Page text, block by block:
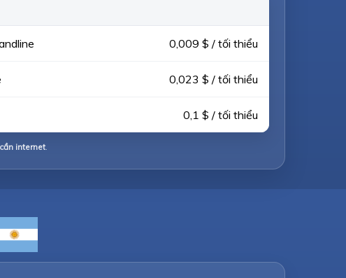
0,009 $ / tối thiểu
0,023 $ / tối thiểu
0,1 $ / tối thiểu
internet.